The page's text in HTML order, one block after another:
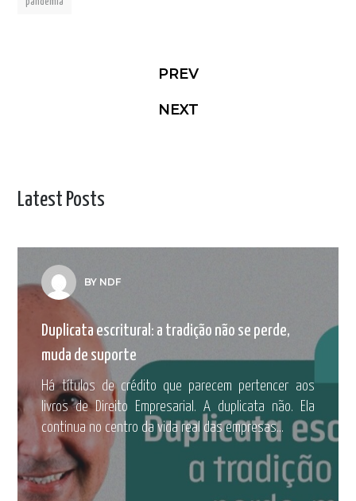
PREV
NEXT
Latest Posts
BY NDF
Duplicata escritural: a tradição não se perde,
muda de suporte
Há títulos de crédito que parecem pertencer aos
livros de Direito Empresarial. A duplicata não. Ela
continua no centro da vida real das empresas...